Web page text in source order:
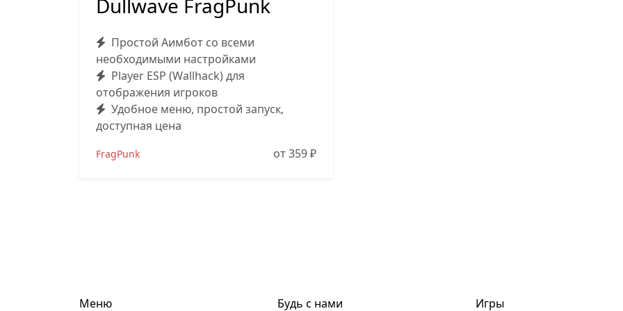
Dullwave FragPunk
Простой Аимбот со всеми
необходимыми настройками
Player ESP (Wallhack) для
отображения игроков
Удобное меню, простой запуск,
доступная цена
FragPunk от 359₽
Меню Будь с нами Игры